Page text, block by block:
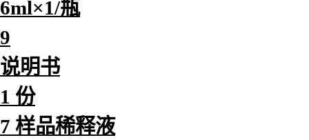
6ml×1/瓶
9
说明书
1 份
7 样品稀释液